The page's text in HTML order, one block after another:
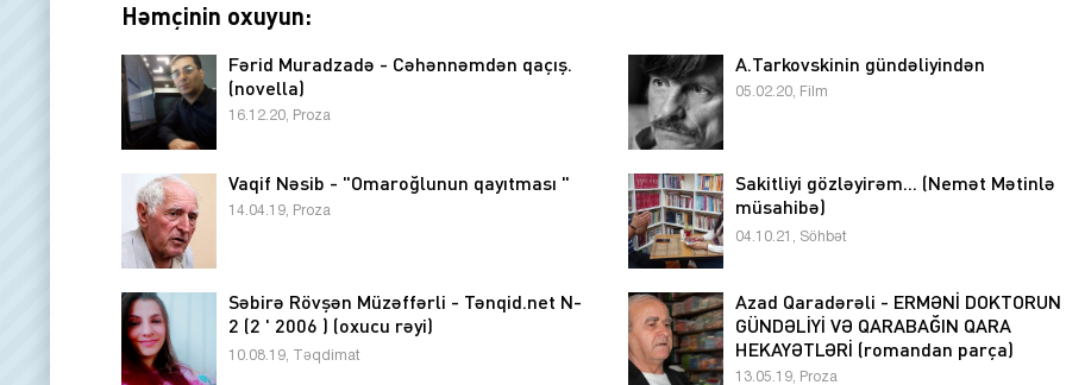
Həmçinin oxuyun:
Fərid Muradzadə - Cəhənnəmdən qaçış.
(novella)
16.12.20, Proza
A.Tarkovskinin gündəliyindən
05.02.20, Film
Vaqif Nəsib - "Omaroğlunun qayıtması "
14.04.19, Proza
Sakitliyi gözləyirəm... (Nemət Mətinlə
müsahibə)
04.10.21, Söhbət
Səbirə Rövşən Müzəffərli - Tənqid.net N-
2 (2 ' 2006 ) (oxucu rəyi)
10.08.19, Təqdimat
Azad Qaradərəli - ERMƏNİ DOKTORUN
GÜNDƏLİYİ VƏ QARABAĞIN QARA
HEKAYƏTLƏRİ (romandan parça)
13.05.19, Proza